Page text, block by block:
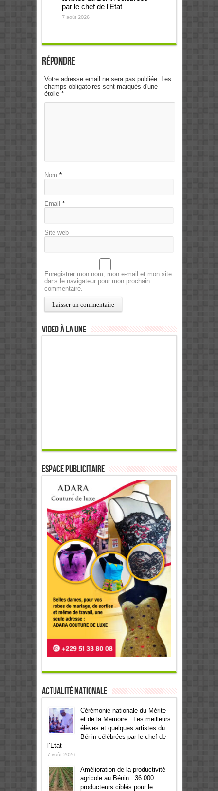
par le chef de l’Etat
7 août 2026
Répondre
Votre adresse email ne sera pas publiée. Les
champs obligatoires sont marqués d'une
étoile *
Nom *
Email *
Site web
Enregistrer mon nom, mon e-mail et mon site
dans le navigateur pour mon prochain
commentaire.
Video à la Une
ESPACE PUBLICITAIRE
Actualité Nationale
Cérémonie nationale du Mérite
et de la Mémoire : Les meilleurs
élèves et quelques artistes du
Bénin célébrées par le chef de
l’Etat
7 août 2026
Amélioration de la productivité
agricole au Bénin : 36 000
producteurs ciblés pour le